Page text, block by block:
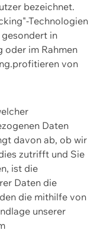
bezeichnet.
Technologien
in
oder im Rahmen
von
Daten
davon ab, ob wir
zutrifft und Sie
ist die
Daten die
die mithilfe von
unserer